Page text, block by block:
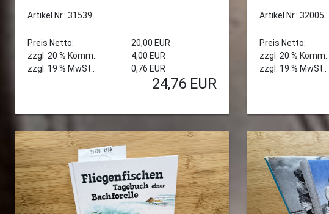
Artikel Nr.: 31539
Preis Netto:
20,00 EUR
zzgl. 20 % Komm.:
4,00 EUR
zzgl. 19 % MwSt.:
0,76 EUR
24,76 EUR
Artikel Nr.: 32005
Preis Netto:
zzgl. 20 % Komm.:
zzgl. 19 % MwSt.: